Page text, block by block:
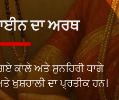
ਕਾਲੇ ਅਤੇ ਸੁਨਹਿਰੀ ਧਾਗੇ
ਖੁਸ਼ਹਾਲੀ ਦਾ ਪ੍ਰਤੀਕ ਹਨ।
ਦਾ ਅਰਥ